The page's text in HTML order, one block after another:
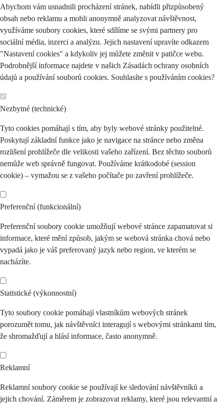
Abychom vám usnadnili procházení stránek, nabídli přizpůsobený
obsah nebo reklamu a mohli anonymně analyzovat návštěvnost,
využíváme soubory cookies, které sdílíme se svými partnery pro
sociální média, inzerci a analýzu. Jejich nastavení upravíte odkazem
"Nastavení cookies" a kdykoliv jej můžete změnit v patičce webu.
Podrobnější informace najdete v našich Zásadách ochrany osobních
údajů a používání souborů cookies. Souhlasíte s používáním cookies?
Nezbytné (technické)
Tyto cookies pomáhají s tím, aby byly webové stránky použitelné.
Poskytují základní funkce jako je navigace na stránce nebo změna
rozlišení prohlížeče dle velikosti vašeho zařízení. Bez těchto souborů
nemůže web správně fungovat. Používáme krátkodobé (session
cookie) – vymažou se z vašeho počítače po zavření prohlížeče.
Preferenční (funkcionální)
Preferenční soubory cookie umožňují webové stránce zapamatovat si
informace, které mění způsob, jakým se webová stránka chová nebo
vypadá jako je váš preferovaný jazyk nebo region, ve kterém se
nacházíte.
Statistické (výkonnostní)
Tyto soubory cookie pomáhají vlastníkům webových stránek
porozumět tomu, jak návštěvníci interagují s webovými stránkami tím,
že shromažďují a hlásí informace, často anonymně.
Reklamní
Reklamní soubory cookie se používají ke sledování návštěvníků a
jejich chování. Záměrem je zobrazovat reklamy, které jsou relevantní a